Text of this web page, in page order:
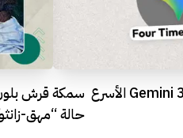
جوجل تكشف عن Gemini 3.5 Flash الأسرع سمكة قرش
حالة “مهق-